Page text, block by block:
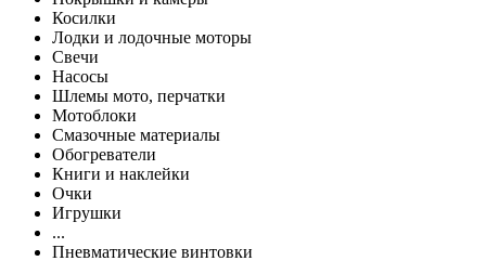
Косилки
Лодки и лодочные моторы
Свечи
Насосы
Шлемы мото, перчатки
Мотоблоки
Смазочные материалы
Обогреватели
Книги и наклейки
Очки
Игрушки
...
Пневматические винтовки